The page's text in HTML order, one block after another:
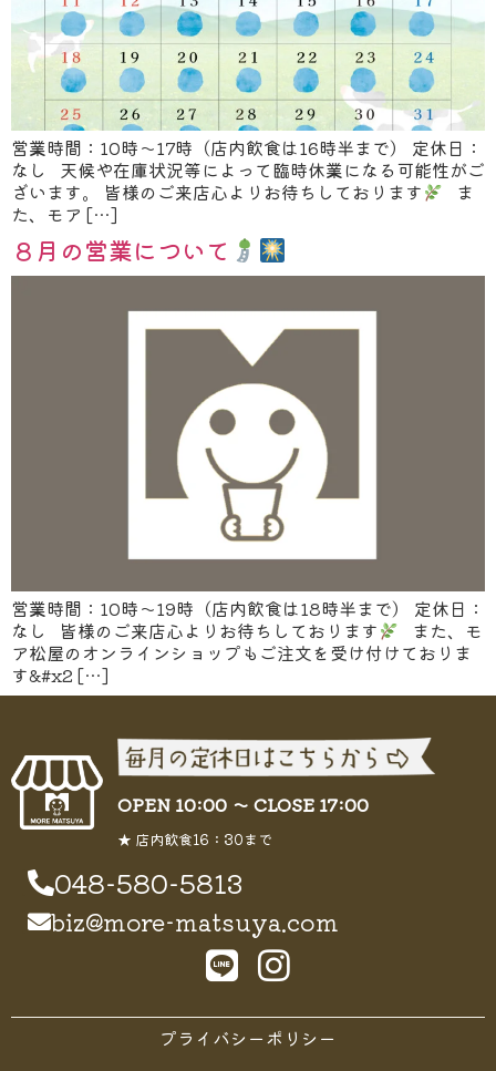
営業時間：10時～17時（店内飲食は16時半まで） 定休日：
なし 天候や在庫状況等によって臨時休業になる可能性がご
ざいます。 皆様のご来店心よりお待ちしております
ま
た、モア […]
８月の営業について
営業時間：10時～19時（店内飲食は18時半まで） 定休日：
なし 皆様のご来店心よりお待ちしております
また、モ
ア松屋のオンラインショップもご注文を受け付けておりま
す&#x2 […]
OPEN 10:00 〜 CLOSE 17:00
★ 店内飲食16：30まで
048-580-5813
biz@more-matsuya.com
プライバシーポリシー